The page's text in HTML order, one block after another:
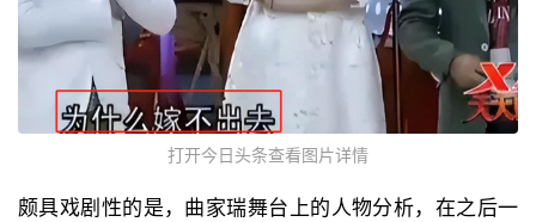
打开今日头条查看图片详情
颇具戏剧性的是，曲家瑞舞台上的人物分析，在之后一